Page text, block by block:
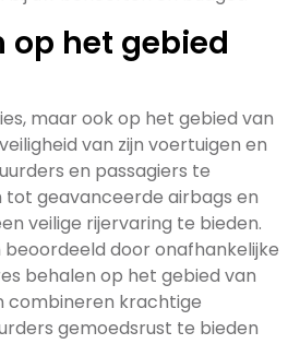
op het gebied
maar ook op het gebied van
van zijn voertuigen en
en passagiers te
geavanceerde airbags en
veilige rijervaring te bieden.
door onafhankelijke
behalen op het gebied van
combineren krachtige
gemoedsrust te bieden